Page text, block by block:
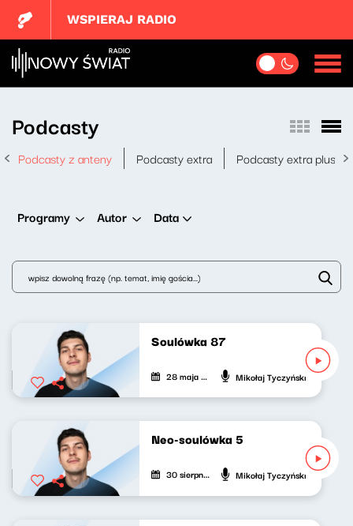
WSPIERAJ RADIO
Podcasty
Podcasty z anteny Podcasty extra Podcasty extra plus
Programy Autor Data
Soulówka 87
28 maja 2023 Mikołaj Tyczyński
Neo-soulówka 5
30 sierpnia 2022 Mikołaj Tyczyński